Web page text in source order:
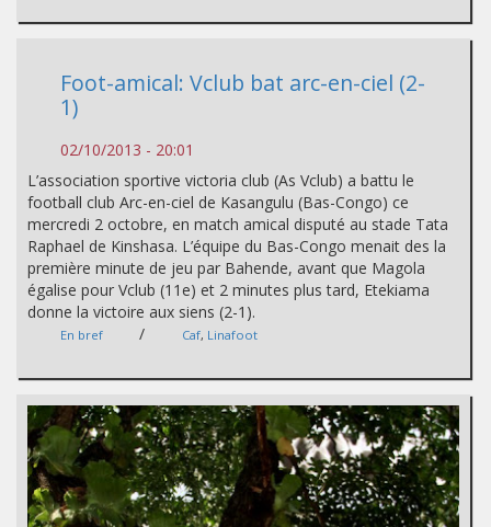
Foot-amical: Vclub bat arc-en-ciel (2-
1)
02/10/2013 - 20:01
L’association sportive victoria club (As Vclub) a battu le
football club Arc-en-ciel de Kasangulu (Bas-Congo) ce
mercredi 2 octobre, en match amical disputé au stade Tata
Raphael de Kinshasa. L’équipe du Bas-Congo menait des la
première minute de jeu par Bahende, avant que Magola
égalise pour Vclub (11e) et 2 minutes plus tard, Etekiama
donne la victoire aux siens (2-1).
En bref / Caf, Linafoot